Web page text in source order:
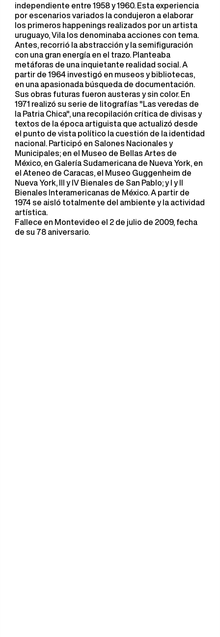
independiente entre 1958 y 1960. Esta experiencia
por escenarios variados la condujeron a elaborar
los primeros happenings realizados por un artista
uruguayo, Vila los denominaba acciones con tema.
Antes, recorrió la abstracción y la semifiguración
con una gran energía en el trazo. Planteaba
metáforas de una inquietante realidad social. A
partir de 1964 investigó en museos y bibliotecas,
en una apasionada búsqueda de documentación.
Sus obras futuras fueron austeras y sin color. En
1971 realizó su serie de litografías "Las veredas de
la Patria Chica", una recopilación crítica de divisas y
textos de la época artiguista que actualizó desde
el punto de vista político la cuestión de la identidad
nacional. Participó en Salones Nacionales y
Municipales; en el Museo de Bellas Artes de
México, en Galería Sudamericana de Nueva York, en
el Ateneo de Caracas, el Museo Guggenheim de
Nueva York, III y IV Bienales de San Pablo; y I y II
Bienales Interamericanas de México. A partir de
1974 se aisló totalmente del ambiente y la actividad
artística.
Fallece en Montevideo el 2 de julio de 2009, fecha
de su 78 aniversario.